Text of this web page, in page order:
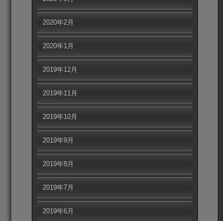
2020年2月
2020年1月
2019年12月
2019年11月
2019年10月
2019年9月
2019年8月
2019年7月
2019年6月